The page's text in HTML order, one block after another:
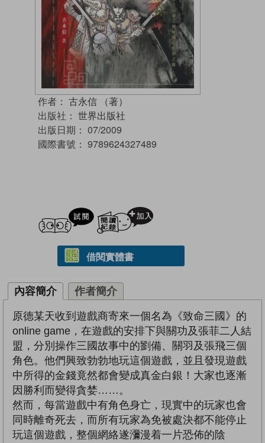
作者： 古永信 （著）
出版社： 世界出版社
出版日期： 07/2009
國際書號： 9789624327489
試閲
借閱實體書
內容簡介 作者簡介
原德某天收到遊戲商寄來一個名為《致命三國》的
online game，在遊戲的安排下與關功及張菲二人結
盟，分別操作三國故事中的劉備、關羽及張飛三個
角色。他們興致勃勃地玩這個遊戲，並且發現遊戲
中所得的金錢竟然都會變成真金白銀！大家也逐漸
因勝利而變得貪婪……。
然而，每當遊戲中有角色身亡，現實中的玩家也會
同時離奇死去，而所有玩家為免被處決都不能停止
玩這個遊戲，整個網絡遂瀰漫着一片恐佈的陰